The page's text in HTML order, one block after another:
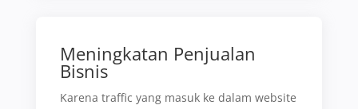
Meningkatan Penjualan
Bisnis
Karena traffic yang masuk ke dalam website